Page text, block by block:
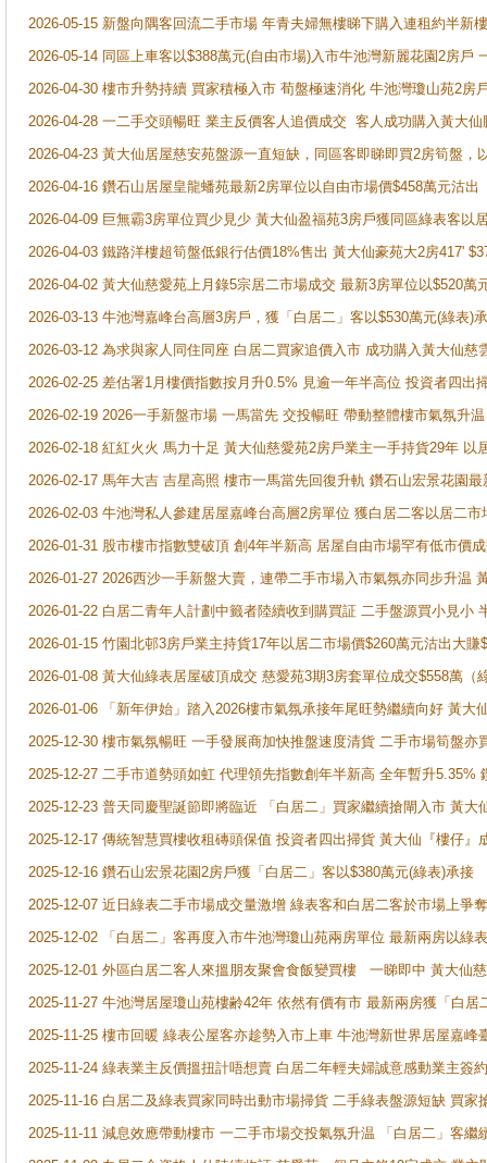
2026-05-15 新盤向隅客回流二手市場 年青夫婦無樓睇下購入連租約半新
2026-05-14 同區上車客以$388萬元(自由市場)入市牛池灣新麗花園2房戶
2026-04-30 樓市升勢持續 買家積極入市 荀盤極速消化 牛池灣瓊山苑2房
2026-04-28 一二手交頭暢旺 業主反價客人追價成交 客人成功購入黃大
2026-04-23 黃大仙居屋慈安苑盤源一直短缺，同區客即睇即買2房筍盤，
2026-04-16 鑽石山居屋皇龍蟠苑最新2房單位以自由市場價$458萬元沽出
2026-04-09 巨無霸3房單位買少見少 黃大仙盈福苑3房戶獲同區綠表客以
2026-04-03 鐵路洋樓超筍盤低銀行估價18%售出 黃大仙豪苑大2房417'
2026-04-02 黃大仙慈愛苑上月錄5宗居二市場成交 最新3房單位以$520萬
2026-03-13 牛池灣嘉峰台高層3房戶，獲「白居二」客以$530萬元(綠表)
2026-03-12 為求與家人同住同座 白居二買家追價入市 成功購入黃大仙
2026-02-25 差估署1月樓價指數按月升0.5% 見逾一年半高位 投資者四
2026-02-19 2026一手新盤市場 一馬當先 交投暢旺 帶動整體樓市氣氛升
2026-02-18 紅紅火火 馬力十足 黃大仙慈愛苑2房戶業主一手持貨29年 以
2026-02-17 馬年大吉 吉星高照 樓市一馬當先回復升軌 鑽石山宏景花園
2026-02-03 牛池灣私人參建居屋嘉峰台高層2房單位 獲白居二客以居二市
2026-01-31 股市樓市指數雙破頂 創4年半新高 居屋自由市場罕有低市價
2026-01-27 2026西沙一手新盤大賣，連帶二手市場入市氣氛亦同步升温
2026-01-22 白居二青年人計劃中籤者陸續收到購買証 二手盤源買小見小
2026-01-15 竹園北邨3房戶業主持貨17年以居二市場價$260萬元沽出大賺
2026-01-08 黃大仙綠表居屋破頂成交 慈愛苑3期3房套單位成交$558萬（
2026-01-06 「新年伊始」踏入2026樓市氣氛承接年尾旺勢繼續向好 黃
2025-12-30 樓市氣氛暢旺 一手發展商加快推盤速度清貨 二手市場筍盤
2025-12-27 二手市道勢頭如虹 代理領先指數創年半新高 全年暫升5.35%
2025-12-23 普天同慶聖誕節即將臨近 「白居二」買家繼續搶閘入市 黃
2025-12-17 傳統智慧買樓收租磚頭保值 投資者四出掃貨 黃大仙『樓仔
2025-12-16 鑽石山宏景花園2房戶獲「白居二」客以$380萬元(綠表)承接
2025-12-07 近日綠表二手市場成交量激增 綠表客和白居二客於市場上
2025-12-02 「白居二」客再度入市牛池灣瓊山苑兩房單位 最新兩房以綠
2025-12-01 外區白居二客人來搵朋友聚會食飯變買樓 一睇即中 黃大仙
2025-11-27 牛池灣居屋瓊山苑樓齢42年 依然有價有市 最新兩房獲「白居
2025-11-25 樓市回暖 綠表公屋客亦趁勢入市上車 牛池灣新世界居屋嘉峰
2025-11-24 綠表業主反價搵扭計唔想賣 白居二年輕夫婦誠意感動業主簽
2025-11-16 白居二及綠表買家同時出動市場掃貨 二手綠表盤源短缺 買
2025-11-11 減息效應帶動樓市 一二手市場交投氣氛升温 「白居二」客